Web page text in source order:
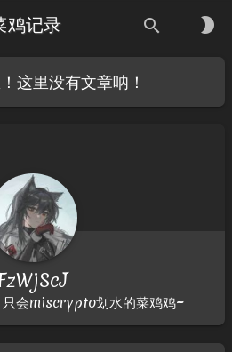
鸡记录 search brightness_2
这里没有文章呐！
只会miscrypto划水的菜鸡鸡~